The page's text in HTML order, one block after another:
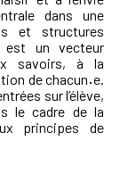
dans une
et structures
est un vecteur
savoirs, à la
de chacun·e.
sur l’élève,
le cadre de la
principes de